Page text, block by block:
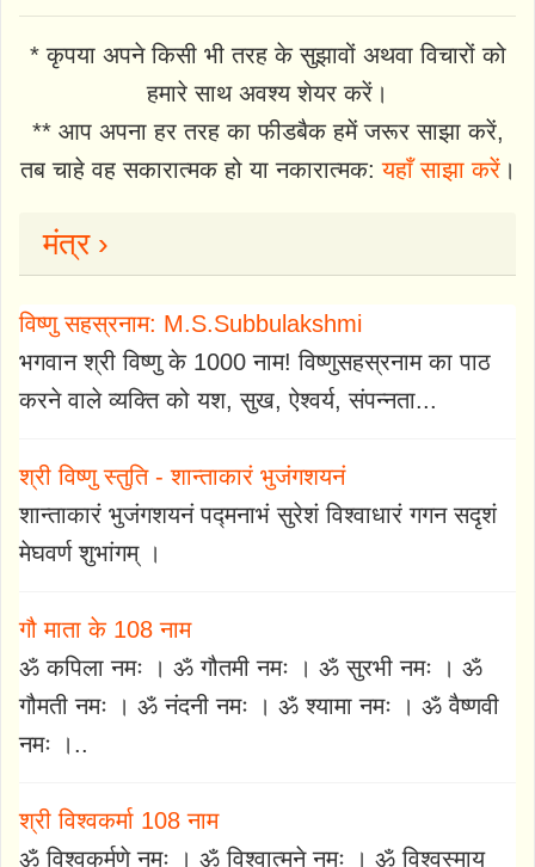
* कृपया अपने किसी भी तरह के सुझावों अथवा विचारों को
हमारे साथ अवश्य शेयर करें।
** आप अपना हर तरह का फीडबैक हमें जरूर साझा करें,
तब चाहे वह सकारात्मक हो या नकारात्मक:यहाँ साझा करें।
मंत्र ›
विष्णु सहस्रनाम: M.S.Subbulakshmi
भगवान श्री विष्णु के 1000 नाम! विष्णुसहस्रनाम का पाठ
करने वाले व्यक्ति को यश, सुख, ऐश्वर्य, संपन्नता...
श्री विष्णु स्तुति - शान्ताकारं भुजंगशयनं
शान्ताकारं भुजंगशयनं पद्मनाभं सुरेशं विश्वाधारं गगन सदृशं
मेघवर्ण शुभांगम् ।
गौ माता के 108 नाम
ॐ कपिला नमः । ॐ गौतमी नमः । ॐ सुरभी नमः । ॐ
गौमती नमः । ॐ नंदनी नमः । ॐ श्यामा नमः । ॐ वैष्णवी
नमः ।..
श्री विश्वकर्मा 108 नाम
ॐ विश्वकर्मणे नमः । ॐ विश्वात्मने नमः । ॐ विश्वस्माय